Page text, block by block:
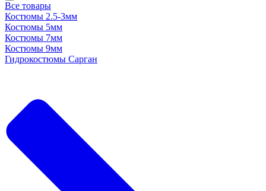
Все товары
Костюмы 2.5-3мм
Костюмы 5мм
Костюмы 7мм
Костюмы 9мм
Гидрокостюмы Сарган